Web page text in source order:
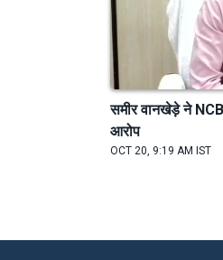
समीर वानखेड़े ने
आरोप
OCT 20, 9:19 AM IST